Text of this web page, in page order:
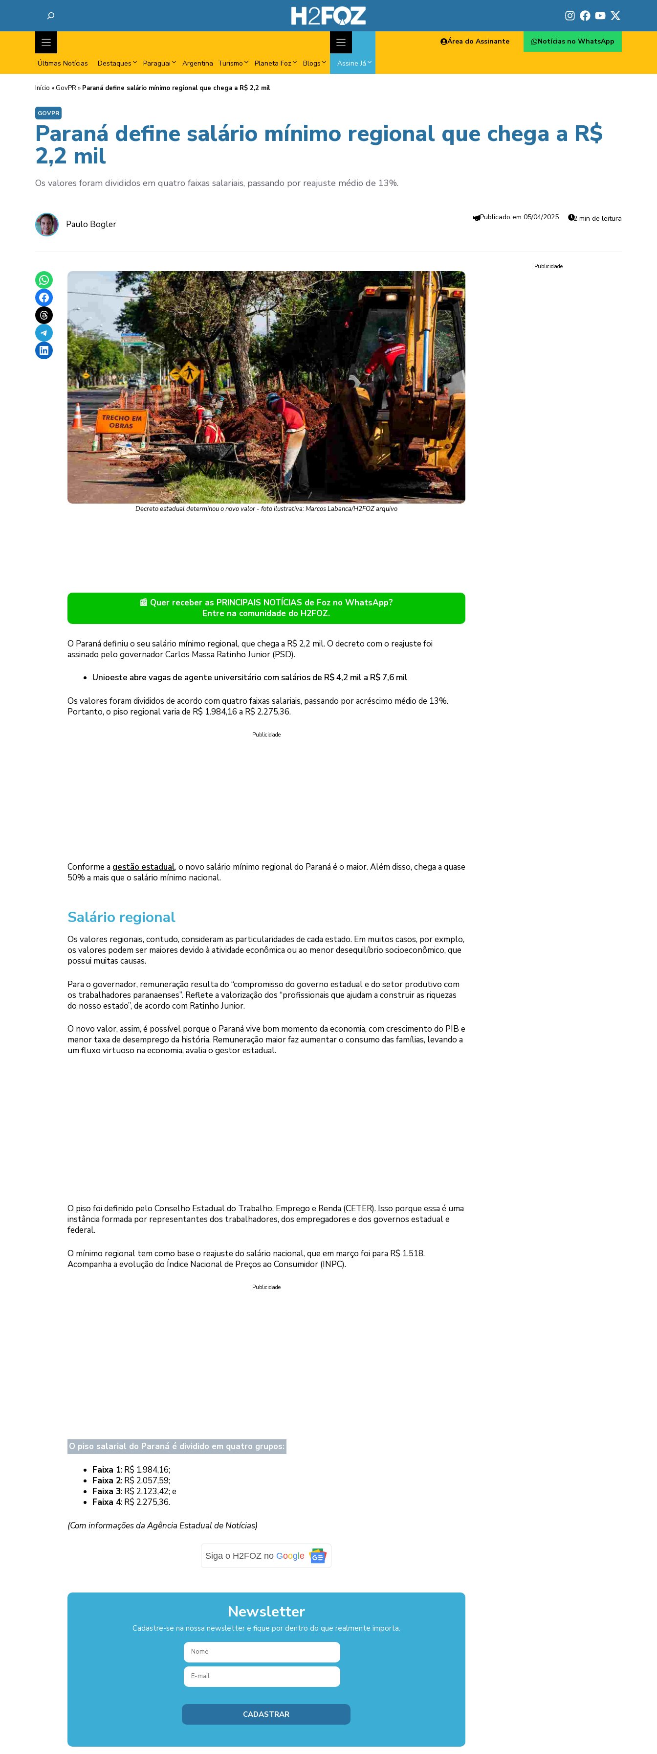
Últimas Notícias Destaques Paraguai Argentina Turismo Planeta Foz Blogs Assine Já
Área do Assinante Notícias no WhatsApp
Início » GovPR » Paraná define salário mínimo regional que chega a R$ 2,2 mil
GOVPR
Paraná define salário mínimo regional que chega a R$
2,2 mil
Os valores foram divididos em quatro faixas salariais, passando por reajuste médio de 13%.
Paulo Bogler
05/04/2025 2 min de leitura
Share on WhatsApp
Share on Facebook
Share on Threads
Share on Telegram
Share on LinkedIn
Decreto estadual determinou o novo valor - foto ilustrativa: Marcos Labanca/H2FOZ arquivo
📰 Quer receber as PRINCIPAIS NOTÍCIAS de Foz no WhatsApp?
Entre na comunidade do H2FOZ.
O Paraná definiu o seu salário mínimo regional, que chega a R$ 2,2 mil. O decreto com o reajuste foi
assinado pelo governador Carlos Massa Ratinho Junior (PSD).
Unioeste abre vagas de agente universitário com salários de R$ 4,2 mil a R$ 7,6 mil
Os valores foram divididos de acordo com quatro faixas salariais, passando por acréscimo médio de 13%.
Portanto, o piso regional varia de R$ 1.984,16 a R$ 2.275,36.
Publicidade
Conforme a gestão estadual, o novo salário mínimo regional do Paraná é o maior. Além disso, chega a quase
50% a mais que o salário mínimo nacional.
Salário regional
Os valores regionais, contudo, consideram as particularidades de cada estado. Em muitos casos, por exmplo,
os valores podem ser maiores devido à atividade econômica ou ao menor desequilíbrio socioeconômico, que
possui muitas causas.
Para o governador, remuneração resulta do “compromisso do governo estadual e do setor produtivo com
os trabalhadores paranaenses”. Reflete a valorização dos “profissionais que ajudam a construir as riquezas
do nosso estado”, de acordo com Ratinho Junior.
O novo valor, assim, é possível porque o Paraná vive bom momento da economia, com crescimento do PIB e
menor taxa de desemprego da história. Remuneração maior faz aumentar o consumo das famílias, levando a
um fluxo virtuoso na economia, avalia o gestor estadual.
O piso foi definido pelo Conselho Estadual do Trabalho, Emprego e Renda (CETER). Isso porque essa é uma
instância formada por representantes dos trabalhadores, dos empregadores e dos governos estadual e
federal.
O mínimo regional tem como base o reajuste do salário nacional, que em março foi para R$ 1.518.
Acompanha a evolução do Índice Nacional de Preços ao Consumidor (INPC).
Publicidade
O piso salarial do Paraná é dividido em quatro grupos:
Faixa 1: R$ 1.984,16;
Faixa 2: R$ 2.057,59;
Faixa 3: R$ 2.123,42; e
Faixa 4: R$ 2.275,36.
(Com informações da Agência Estadual de Notícias)
Siga o H2FOZ no Goog le
Newsletter
Cadastre-se na nossa newsletter e fique por dentro do que realmente importa.
Publicidade